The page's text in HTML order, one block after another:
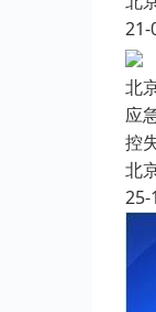
21-
北
应
控
北
25-